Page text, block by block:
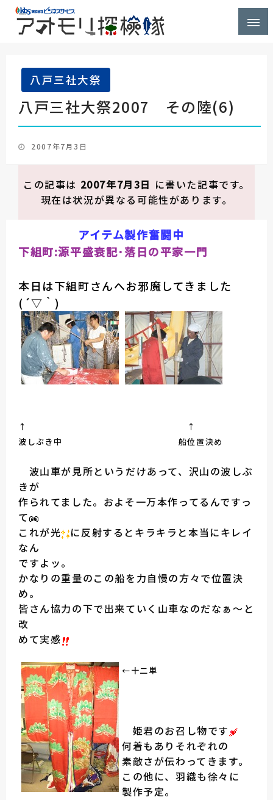
八戸三社大祭
八戸三社大祭2007 その陸(6)
投
日:
2007年7月3日
この記事は 2007年7月3日 に書いた記事です。
現在は状況が異なる可能性があります。
アイテム製作奮闘中
下組町:源平盛衰記･落日の平家一門
本日は下組町さんへお邪魔してきました
(´▽｀)
↑ ↑
波しぶき中 船位置決め
波山車が見所というだけあって、沢山の波しぶ
きが
作られてました。およそ一万本作ってるんですっ
て
これが光
に反射するとキラキラと本当にキレイ
なん
ですよッ。
かなりの重量のこの船を力自慢の方々で位置決
め。
皆さん協力の下で出来ていく山車なのだなぁ～と
改
めて実感
←十二単
姫君のお召し物です
何着もありそれぞれの
素敵さが伝わってきます。
この他に、羽織も徐々に
製作予定。